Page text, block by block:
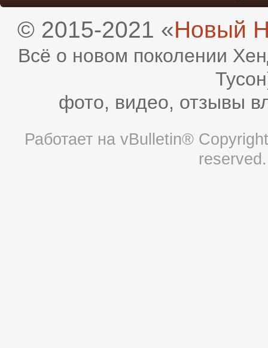
© 2015-2021 «Новый
Всё о новом поколении
фото, видео, отзывы
Работает на vBulletin®